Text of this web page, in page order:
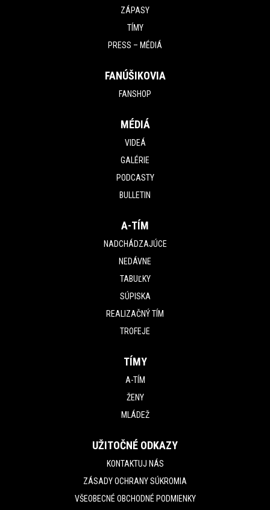
ZÁPASY
TÍMY
PRESS – MÉDIÁ
FANÚŠIKOVIA
FANSHOP
MÉDIÁ
VIDEÁ
GALÉRIE
PODCASTY
BULLETIN
A-TÍM
NADCHÁDZAJÚCE
NEDÁVNE
TABUĽKY
SÚPISKA
REALIZAČNÝ TÍM
TROFEJE
TÍMY
A-TÍM
ŽENY
MLÁDEŽ
UŽITOČNÉ ODKAZY
KONTAKTUJ NÁS
ZÁSADY OCHRANY SÚKROMIA
VŠEOBECNÉ OBCHODNÉ PODMIENKY